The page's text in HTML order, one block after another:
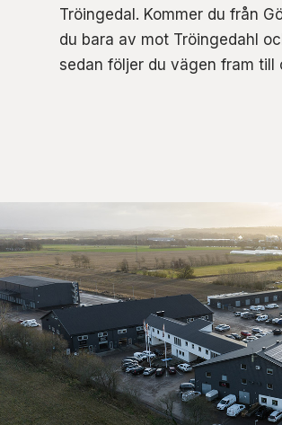
Tröingedal. Kommer du från
du bara av mot Tröingedahl
sedan följer du vägen fram till